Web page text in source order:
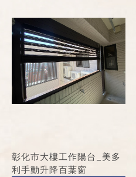
彰化市大樓工作陽台_美多
利手動升降百葉窗